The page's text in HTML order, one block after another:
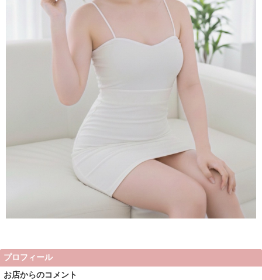
プロフィール
お店からのコメント